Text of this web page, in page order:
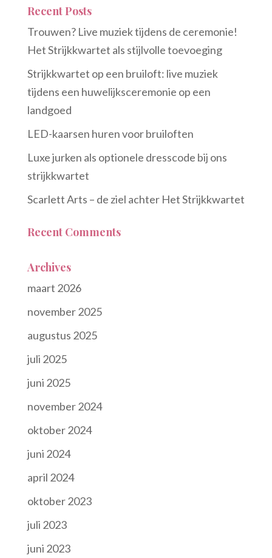
Recent Posts
Trouwen? Live muziek tijdens de ceremonie!
Het Strijkkwartet als stijlvolle toevoeging
Strijkkwartet op een bruiloft: live muziek
tijdens een huwelijksceremonie op een
landgoed
LED-kaarsen huren voor bruiloften
Luxe jurken als optionele dresscode bij ons
strijkkwartet
Scarlett Arts – de ziel achter Het Strijkkwartet
Recent Comments
Archives
maart 2026
november 2025
augustus 2025
juli 2025
juni 2025
november 2024
oktober 2024
juni 2024
april 2024
oktober 2023
juli 2023
juni 2023